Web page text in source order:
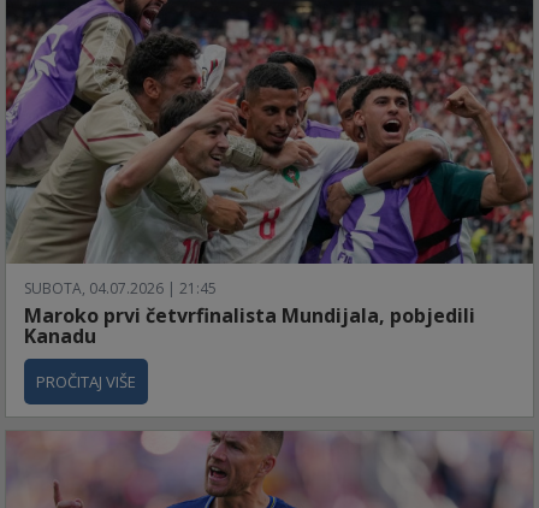
SUBOTA, 04.07.2026 | 21:45
Maroko prvi četvrfinalista Mundijala, pobjedili
Kanadu
PROČITAJ VIŠE